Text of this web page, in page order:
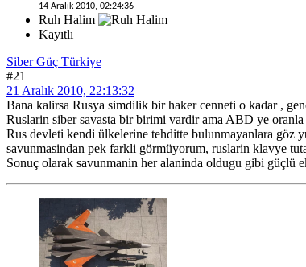
14 Aralık 2010, 02:24:36
Ruh Halim
Kayıtlı
Siber Güç Türkiye
#21
21 Aralık 2010, 22:13:32
Bana kalirsa Rusya simdilik bir haker cenneti o kadar ,
Ruslarin siber savasta bir birimi vardir ama ABD ye
Rus devleti kendi ülkelerine tehditte bulunmayanlara göz
savunmasindan pek farkli görmüyorum, ruslarin klavye
Sonuç olarak savunmanin her alaninda oldugu gibi